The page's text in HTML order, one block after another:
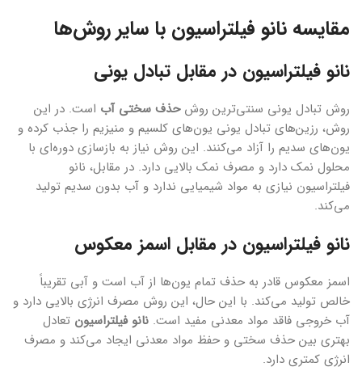
مقایسه نانو فیلتراسیون با سایر روش‌ها
نانو فیلتراسیون در مقابل تبادل یونی
روش تبادل یونی سنتی‌ترین روشحذف سختی آب است. در این
روش، رزین‌های تبادل یونی یون‌های کلسیم و منیزیم را جذب کرده و
یون‌های سدیم را آزاد می‌کنند. این روش نیاز به بازسازی دوره‌ای با
محلول نمک دارد و مصرف نمک بالایی دارد. در مقابل، نانو
فیلتراسیون نیازی به مواد شیمیایی ندارد و آب بدون سدیم تولید
می‌کند.
نانو فیلتراسیون در مقابل اسمز معکوس
اسمز معکوس قادر به حذف تمام یون‌ها از آب است و آبی تقریباً
خالص تولید می‌کند. با این حال، این روش مصرف انرژی بالایی دارد و
آب خروجی فاقد مواد معدنی مفید است. نانو فیلتراسیون تعادل
بهتری بین حذف سختی و حفظ مواد معدنی ایجاد می‌کند و مصرف
انرژی کمتری دارد.